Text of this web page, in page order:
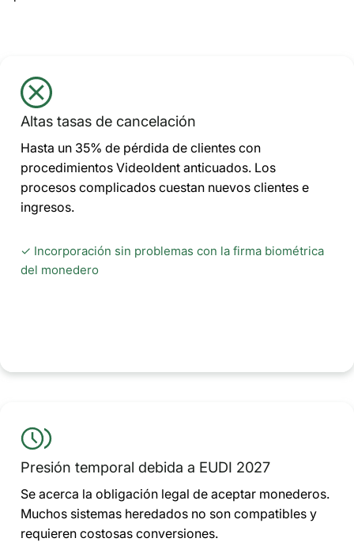
Altas tasas de cancelación
Hasta un 35% de pérdida de clientes con
procedimientos VideoIdent anticuados. Los
procesos complicados cuestan nuevos clientes e
ingresos.
✓ Incorporación sin problemas con la firma biométrica
del monedero
Presión temporal debida a EUDI 2027
Se acerca la obligación legal de aceptar monederos.
Muchos sistemas heredados no son compatibles y
requieren costosas conversiones.